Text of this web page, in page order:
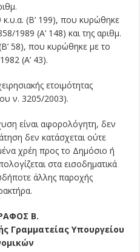
(Β’ 199), που κυρώθηκε
1989 (Α’ 148) και της αριθμ.
58), που κυρώθηκε με το
(Α’ 43).
ετοιμότητας
ν. 3205/2003).
είναι αφορολόγητη, δεν
δεν κατάσχεται ούτε
χρέη προς το Δημόσιο ή
στα εισοδηματικά
άλλης παροχής
Β.
Γραμματείας Υπουργείου